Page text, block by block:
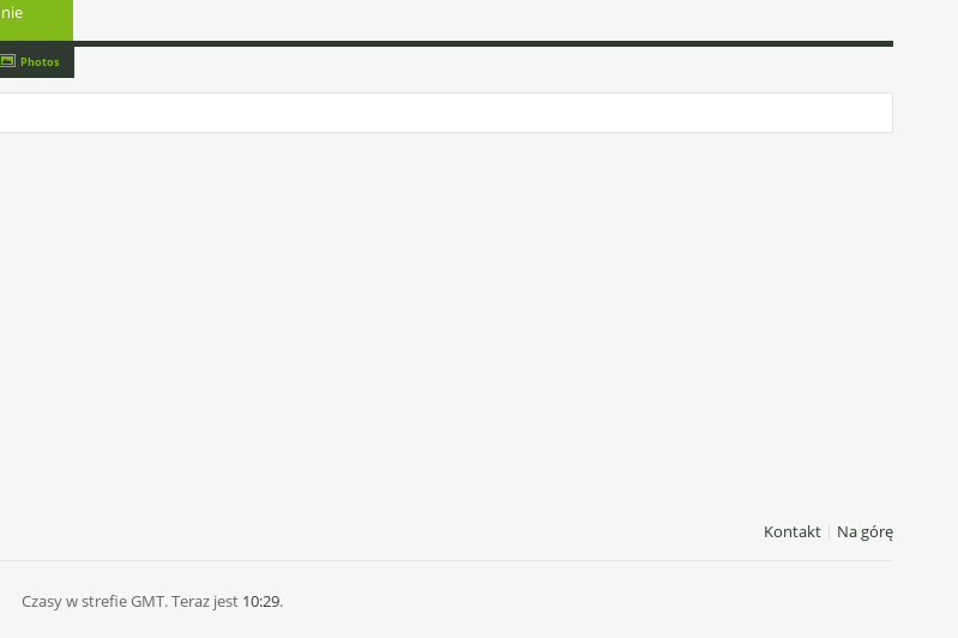
Photos
Kontakt | Na górę
Czasy w strefie GMT. Teraz jest 10:29.